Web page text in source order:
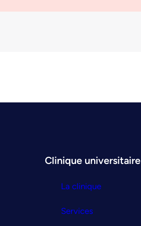
Clinique universitaire
La clinique
Services